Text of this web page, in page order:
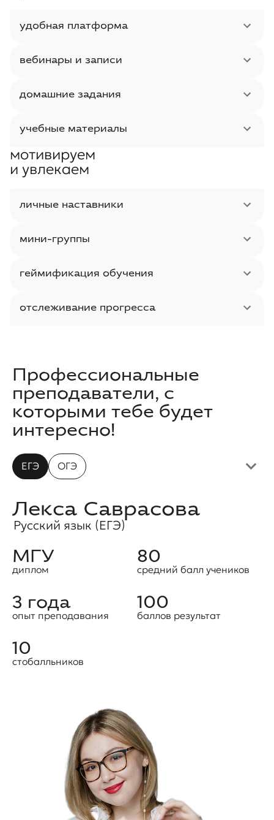
удобная платформа
вебинары и записи
домашние задания
учебные материалы
мотивируем
и увлекаем
личные наставники
мини-группы
геймификация обучения
отслеживание прогресса
Профессиональные
преподаватели, с
которыми тебе будет
интересно!
Лекса Саврасова
Русский язык (ЕГЭ)
МГУ
диплом
80
средний балл учеников
3 года
опыт преподавания
100
баллов результат
10
стобалльников
ЕГЭ ОГЭ